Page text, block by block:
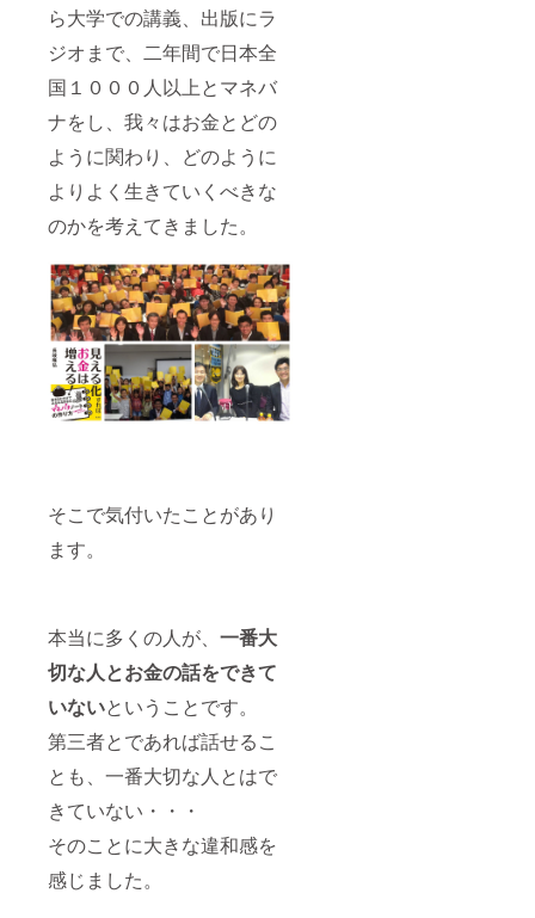
ら大学での講義、出版にラ
ジオまで、二年間で日本全
国１０００人以上とマネバ
ナをし、我々はお金とどの
ように関わり、どのように
よりよく生きていくべきな
のかを考えてきました。
そこで気付いたことがあり
ます。
本当に多くの人が、 一番大
切な人とお金の話をできて
いないということです。
第三者とであれば話せるこ
とも、一番大切な人とはで
きていない・・・
そのことに大きな違和感を
感じました。